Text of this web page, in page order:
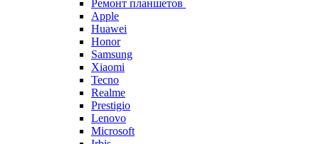
Ремонт планшетов
Apple
Huawei
Honor
Samsung
Xiaomi
Tecno
Realme
Prestigio
Lenovo
Microsoft